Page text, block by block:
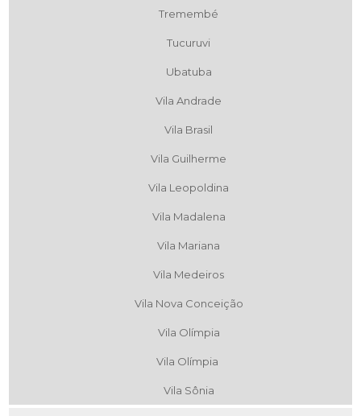
Tremembé
Tucuruvi
Ubatuba
Vila Andrade
Vila Brasil
Vila Guilherme
Vila Leopoldina
Vila Madalena
Vila Mariana
Vila Medeiros
Vila Nova Conceição
Vila Olímpia
Vila Olímpia
Vila Sônia